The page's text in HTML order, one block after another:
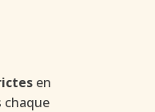
en
chaque